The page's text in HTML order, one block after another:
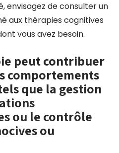
envisagez de consulter un
aux thérapies cognitives
vous avez besoin.
peut contribuer
comportements
que la gestion
ou le contrôle
ou